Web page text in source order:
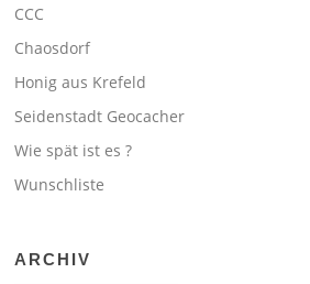
CCC
Chaosdorf
Honig aus Krefeld
Seidenstadt Geocacher
Wie spät ist es ?
Wunschliste
ARCHIV